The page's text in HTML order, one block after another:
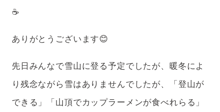
☕️
ありがとうございます😊
先日みんなで雪山に登る予定でしたが、暖冬によ
り残念ながら雪はありませんでしたが、「登山が
できる」「山頂でカップラーメンが食べれらる」